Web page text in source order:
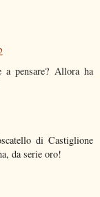
a pensare? Allora ha
di Castiglione
da serie oro!